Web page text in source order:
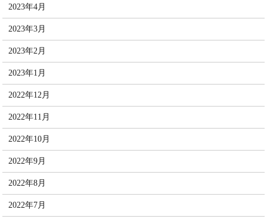
2023年4月
2023年3月
2023年2月
2023年1月
2022年12月
2022年11月
2022年10月
2022年9月
2022年8月
2022年7月